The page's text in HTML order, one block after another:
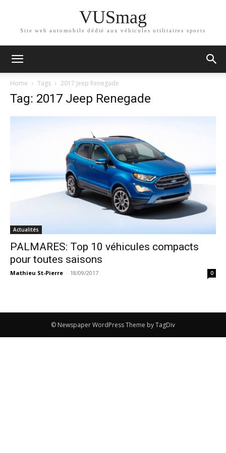
VUSmag
Site web automobile dédié aux véhicules utilitaires sports
Home Tags 2017 Jeep Renegade
Tag: 2017 Jeep Renegade
Actualités
PALMARES: Top 10 véhicules compacts
pour toutes saisons
Mathieu St-Pierre - 18/09/2017 0
© Newspaper WordPress Theme by TagDiv